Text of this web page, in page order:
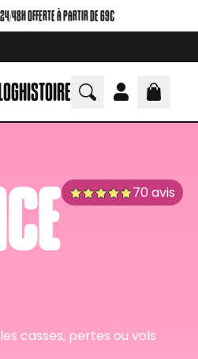
48H OFFERTE À PARTIR DE 69€
HISTOIRE
70 avis
casses, pertes ou vols